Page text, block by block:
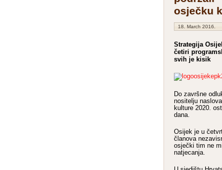
osječku
18. March 2016.
Strategija
četiri
svih je kisik
Do završne
nositelju
kulture 2020.
dana.
Osijek je u
članova
osječki tim ne
natjecanja.